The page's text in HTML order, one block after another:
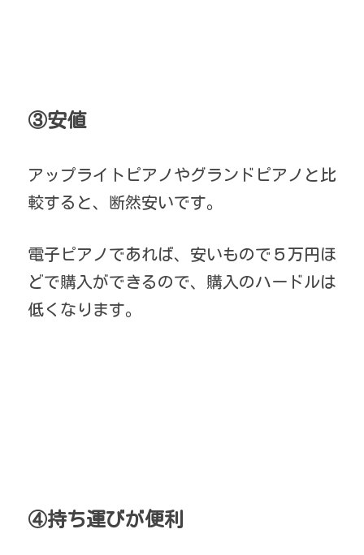
③安値
アップライトピアノやグランドピアノと比
較すると、断然安いです。
電子ピアノであれば、安いもので５万円ほ
どで購入ができるので、購入のハードルは
低くなります。
④持ち運びが便利